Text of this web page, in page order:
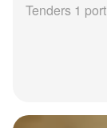
Tenders 1